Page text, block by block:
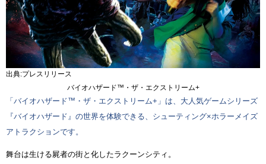
出典:プレスリリース
バイオハザード™・ザ・エクストリーム+
「バイオハザード™・ザ・エクストリーム+」は、大人気ゲームシリーズ
『バイオハザード』の世界を体験できる、シューティング×ホラーメイズ
アトラクションです。
舞台は生ける屍者の街と化したラクーンシティ。